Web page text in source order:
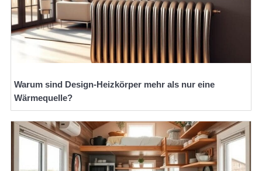
Warum sind Design-Heizkörper mehr als nur eine
Wärmequelle?